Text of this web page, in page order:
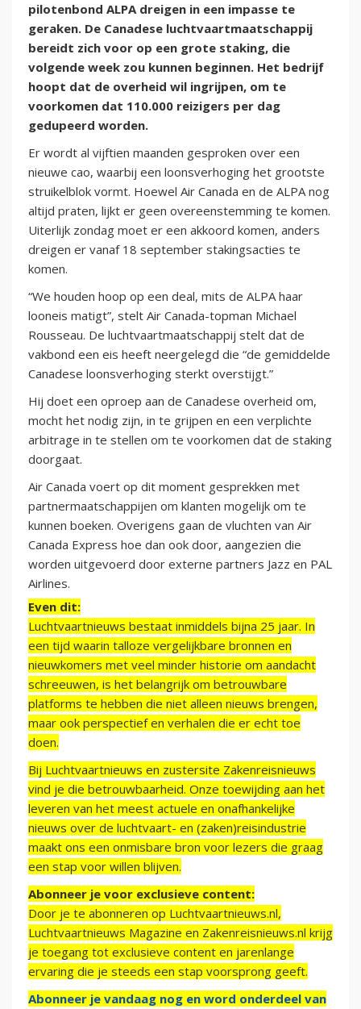
pilotenbond ALPA dreigen in een impasse te
geraken. De Canadese luchtvaartmaatschappij
bereidt zich voor op een grote staking, die
volgende week zou kunnen beginnen. Het bedrijf
hoopt dat de overheid wil ingrijpen, om te
voorkomen dat 110.000 reizigers per dag
gedupeerd worden.
Er wordt al vijftien maanden gesproken over een
nieuwe cao, waarbij een loonsverhoging het grootste
struikelblok vormt. Hoewel Air Canada en de ALPA nog
altijd praten, lijkt er geen overeenstemming te komen.
Uiterlijk zondag moet er een akkoord komen, anders
dreigen er vanaf 18 september stakingsacties te
komen.
“We houden hoop op een deal, mits de ALPA haar
looneis matigt”, stelt Air Canada-topman Michael
Rousseau. De luchtvaartmaatschappij stelt dat de
vakbond een eis heeft neergelegd die “de gemiddelde
Canadese loonsverhoging sterkt overstijgt.”
Hij doet een oproep aan de Canadese overheid om,
mocht het nodig zijn, in te grijpen en een verplichte
arbitrage in te stellen om te voorkomen dat de staking
doorgaat.
Air Canada voert op dit moment gesprekken met
partnermaatschappijen om klanten mogelijk om te
kunnen boeken. Overigens gaan de vluchten van Air
Canada Express hoe dan ook door, aangezien die
worden uitgevoerd door externe partners Jazz en PAL
Airlines.
Even dit:
Luchtvaartnieuws bestaat inmiddels bijna 25 jaar. In
een tijd waarin talloze vergelijkbare bronnen en
nieuwkomers met veel minder historie om aandacht
schreeuwen, is het belangrijk om betrouwbare
platforms te hebben die niet alleen nieuws brengen,
maar ook perspectief en verhalen die er echt toe
doen.
Bij Luchtvaartnieuws en zustersite Zakenreisnieuws
vind je die betrouwbaarheid. Onze toewijding aan het
leveren van het meest actuele en onafhankelijke
nieuws over de luchtvaart- en (zaken)reisindustrie
maakt ons een onmisbare bron voor lezers die graag
een stap voor willen blijven.
Abonneer je voor exclusieve content:
Door je te abonneren op Luchtvaartnieuws.nl,
Luchtvaartnieuws Magazine en Zakenreisnieuws.nl krijg
je toegang tot exclusieve content en jarenlange
ervaring die je steeds een stap voorsprong geeft.
Abonneer je vandaag nog en word onderdeel van